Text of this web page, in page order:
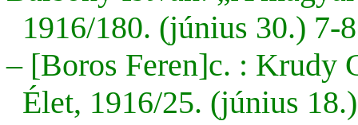
1916/180. (június 30.) 7-
– [Boros Feren]c. : Krudy
Élet, 1916/25. (június